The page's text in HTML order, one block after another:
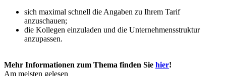
sich maximal schnell die Angaben zu Ihrem Tarif
anzuschauen;
die Kollegen einzuladen und die Unternehmensstruktur
anzupassen.
Mehr Informationen zum Thema finden Sie hier!
Am meisten gelesen